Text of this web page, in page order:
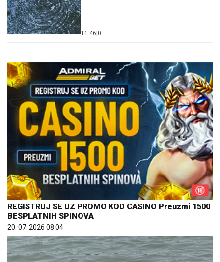
11:46 0
REGISTRUJ SE UZ PROMO KOD CASINO Preuzmi 1500
BESPLATNIH SPINOVA
20. 07. 2026 08:04